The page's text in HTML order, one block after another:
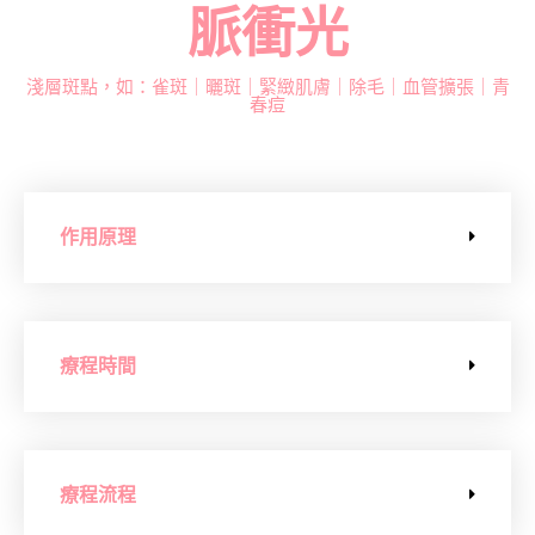
脈衝光
淺層斑點，如：雀斑｜曬斑｜緊緻肌膚｜除毛｜血管擴張｜青
春痘
作用原理
療程時間
療程流程